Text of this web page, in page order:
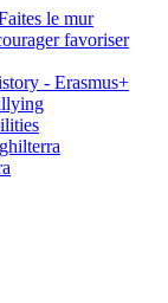
le mur
favoriser
- Erasmus+